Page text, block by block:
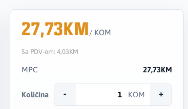
27,73KM/ KOM
Sa PDV-om:4,03KM
MPC 27,73KM
Količina - KOM +